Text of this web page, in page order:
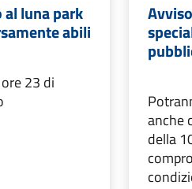
luna park
abili
23 di
anche
della